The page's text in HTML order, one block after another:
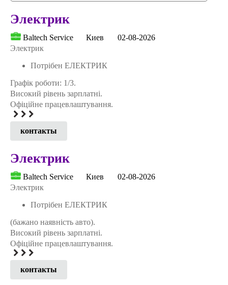
Электрик
Baltech Service Киев
02-08-2026
Электрик
Потрібен ЕЛЕКТРИК
Графік роботи: 1/3.
Високий рівень зарплатні.
Офіційне працевлаштування.
контакты
Электрик
Baltech Service Киев
02-08-2026
Электрик
Потрібен ЕЛЕКТРИК
(бажано наявність авто).
Високий рівень зарплатні.
Офіційне працевлаштування.
контакты